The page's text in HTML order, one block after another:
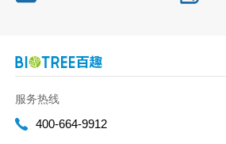
服务热线
400-664-9912